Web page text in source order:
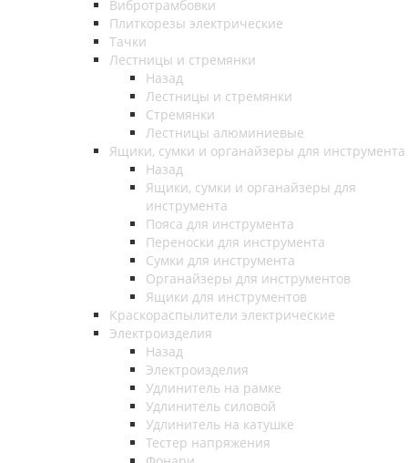
Вибротрамбовки
Плиткорезы электрические
Тачки
Лестницы и стремянки
Назад
Лестницы и стремянки
Стремянки
Лестницы алюминиевые
Ящики, сумки и органайзеры для инструмента
Назад
Ящики, сумки и органайзеры для
инструмента
Пояса для инструмента
Переноски для инструмента
Сумки для инструмента
Органайзеры для инструментов
Ящики для инструментов
Краскораспылители электрические
Электроизделия
Назад
Электроизделия
Удлинитель на рамке
Удлинитель силовой
Удлинитель на катушке
Тестер напряжения